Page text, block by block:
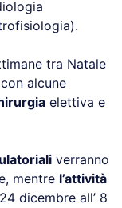
tra Natale
alcune
elettiva e
verranno
mentre l’attività
dicembre all’ 8